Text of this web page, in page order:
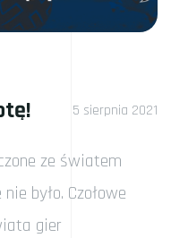
5 sierpnia 2021
ze światem
było. Czołowe
gier